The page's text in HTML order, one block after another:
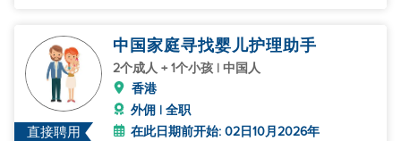
直接聘用
中国家庭寻找婴儿护理助手
2个成人 + 1个小孩 | 中国人
香港
外佣 | 全职
在此日期前开始: 02日10月2026年